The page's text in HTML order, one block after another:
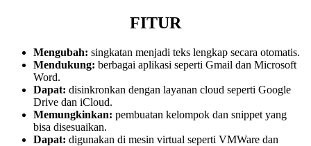
FITUR
Mengubah: singkatan menjadi teks lengkap secara otomatis.
Mendukung: berbagai aplikasi seperti Gmail dan Microsoft
Word.
Dapat: disinkronkan dengan layanan cloud seperti Google
Drive dan iCloud.
Memungkinkan: pembuatan kelompok dan snippet yang
bisa disesuaikan.
Dapat: digunakan di mesin virtual seperti VMWare dan